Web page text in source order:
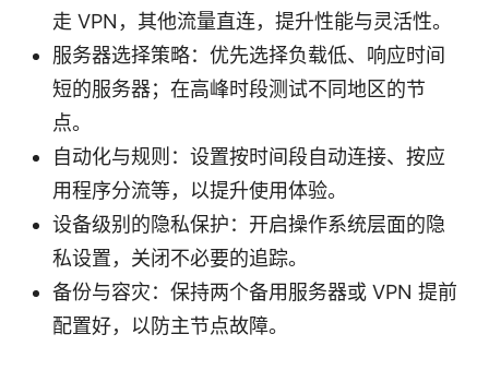
走 VPN，其他流量直连，提升性能与灵活性。
服务器选择策略：优先选择负载低、响应时间
短的服务器；在高峰时段测试不同地区的节
点。
自动化与规则：设置按时间段自动连接、按应
用程序分流等，以提升使用体验。
设备级别的隐私保护：开启操作系统层面的隐
私设置，关闭不必要的追踪。
备份与容灾：保持两个备用服务器或 VPN 提前
配置好，以防主节点故障。